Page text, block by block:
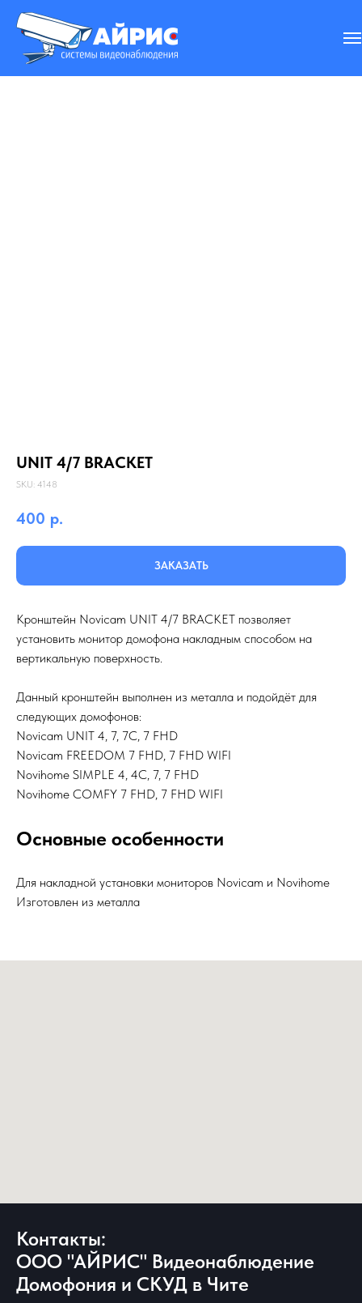
UNIT 4/7 BRACKET
SKU: 4148
400 р.
ЗАКАЗАТЬ
Кронштейн Novicam UNIT 4/7 BRACKET позволяет
установить монитор домофона накладным способом на
вертикальную поверхность.
Данный кронштейн выполнен из металла и подойдёт для
следующих домофонов:
Novicam UNIT 4, 7, 7C, 7 FHD
Novicam FREEDOM 7 FHD, 7 FHD WIFI
Novihome SIMPLE 4, 4C, 7, 7 FHD
Novihome COMFY 7 FHD, 7 FHD WIFI
Основные особенности
Для накладной установки мониторов Novicam и Novihome
Изготовлен из металла
Контакты:
ООО "АЙРИС" Видеонаблюдение
Домофония и СКУД в Чите